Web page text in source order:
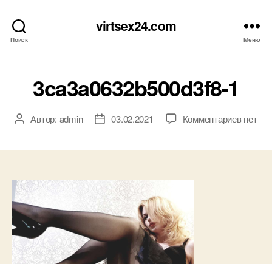
Поиск
virtsex24.com
Меню
3ca3a0632b500d3f8-1
АвторАвтор: admin
Дата03.02.2021 Комментариевк
нет